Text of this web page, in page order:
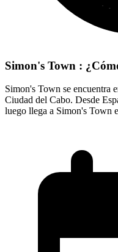
Simon's Town :
Simon's Town se encuentra
Ciudad del Cabo. Desde
luego llega a Simon's Town